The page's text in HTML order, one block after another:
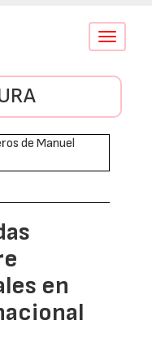
Conmutar
en